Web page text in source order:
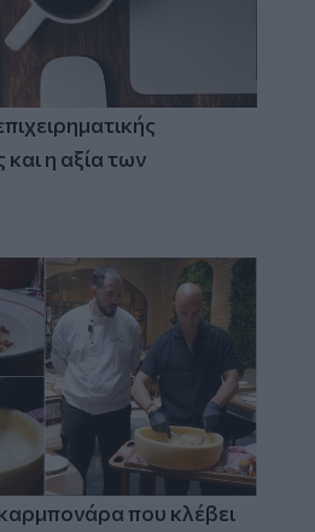
η αξία των
που κλέβει